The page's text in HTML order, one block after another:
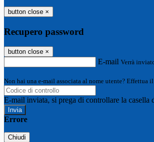
button close ×
Recupero password
button close ×
E-mail Verrà
Non hai una e-mail associata al nome utente? Effettua
E-mail inviata, si prega di controllare la casella
Errore
Chiudi